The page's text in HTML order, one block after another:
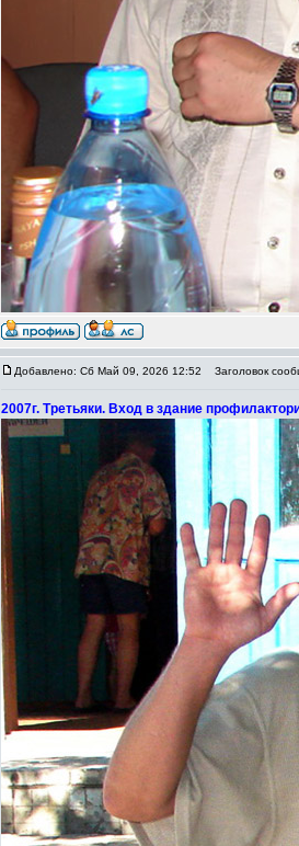
Добавлено: Сб Май 09, 2026 12:52 Заголовок
2007г. Третьяки. Вход в здание